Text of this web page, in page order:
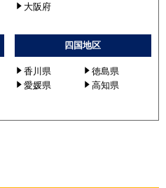
大阪府
四国地区
香川県
徳島県
愛媛県
高知県